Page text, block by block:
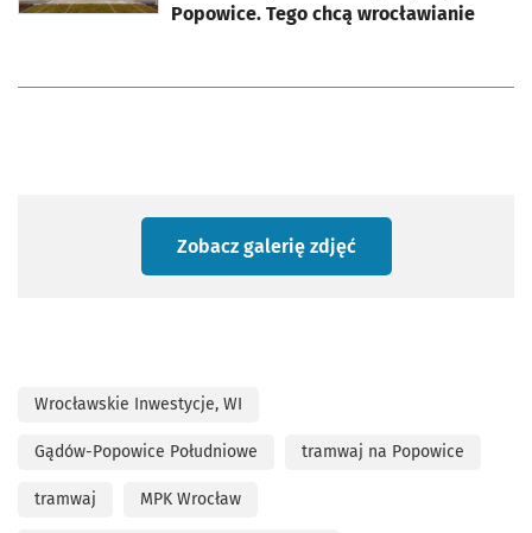
Popowice. Tego chcą wrocławianie
Zobacz galerię zdjęć
Wrocławskie Inwestycje, WI
Gądów-Popowice Południowe tramwaj na Popowice
tramwaj MPK Wrocław